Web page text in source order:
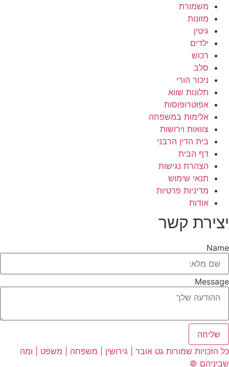
משמורת
מזונות
גיטין
ילדים
רכוש
סלב
ניכור הורי
תלונות שווא
אפוטרופוסות
אלימות במשפחה
צוואות וירושות
בית הדין הרבני
דף הבית
הצהרת נגישות
תנאי שימוש
מדיניות פרטיות
אודות
יצירת קשר
Name
Message
שליחה
כל הזכויות שמורות גט אובר | גירושין | משפחה | משפט | ומה
שביניהם ©